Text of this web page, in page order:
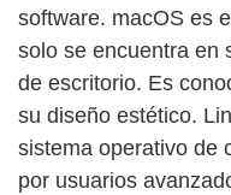
software. macOS es
solo se encuentra en
de escritorio. Es
su diseño estético.
sistema operativo de
por usuarios